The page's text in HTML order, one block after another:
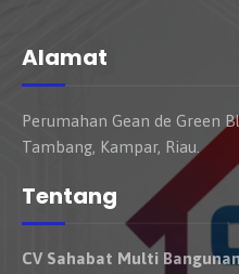
Alamat
Perumahan Gean de Green
Tambang, Kampar, Riau.
Tentang
CV Sahabat Multi Bangunan